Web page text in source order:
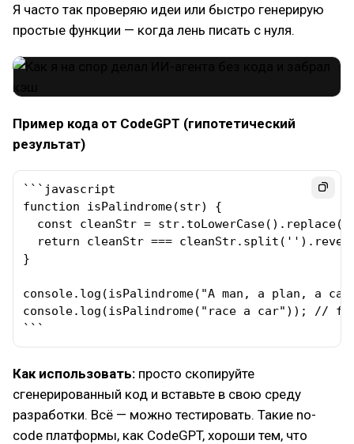
Я часто так проверяю идеи или быстро генерирую
простые функции — когда лень писать с нуля.
Пример кода от CodeGPT (гипотетический
результат)
```javascript
function isPalindrome(str) {
const cleanStr =
return cleanStr ===
}
console.log(isPalindrome("A man, a plan, a
console.log(isPalindrome("race a car")); //
```
Как использовать: просто скопируйте
сгенерированный код и вставьте в свою среду
разработки. Всё — можно тестировать. Такие no-
code платформы, как CodeGPT, хороши тем, что